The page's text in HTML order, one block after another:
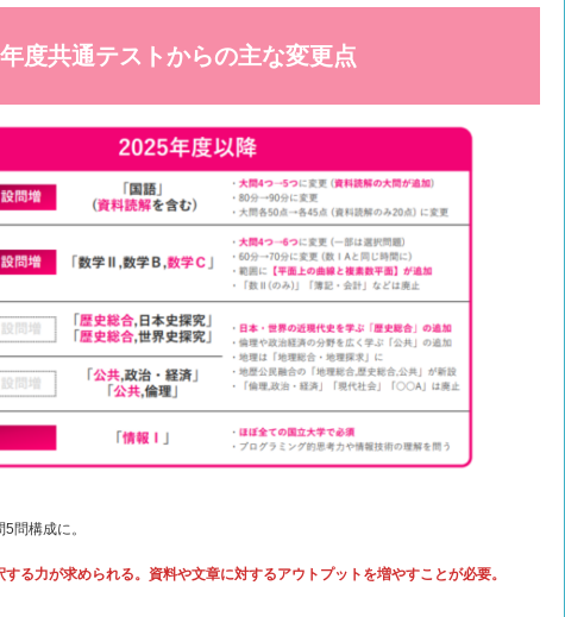
度共通テストからの主な変更点
問構成に。
る力が求められる。資料や文章に対するアウトプットを増やすことが必要。